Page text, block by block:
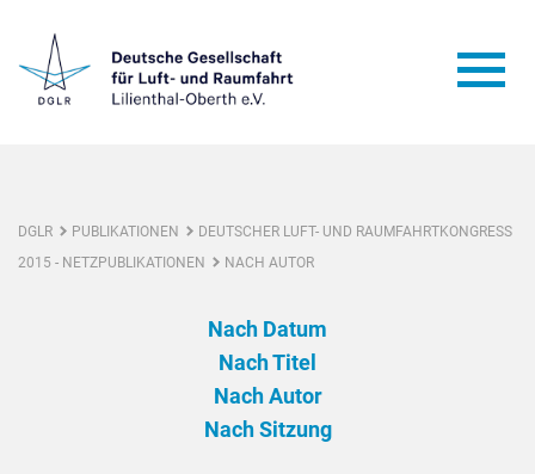
DGLR PUBLIKATIONEN
DEUTSCHER LUFT- UND RAUMFAHRTKONGRESS
2015 - NETZPUBLIKATIONEN
NACH AUTOR
Nach Datum
Nach Titel
Nach Autor
Nach Sitzung